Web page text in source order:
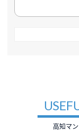
高知マ